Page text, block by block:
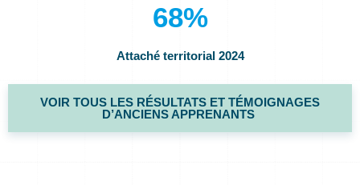
68%
Attaché territorial 2024
VOIR TOUS LES RÉSULTATS ET TÉMOIGNAGES
D’ANCIENS APPRENANTS